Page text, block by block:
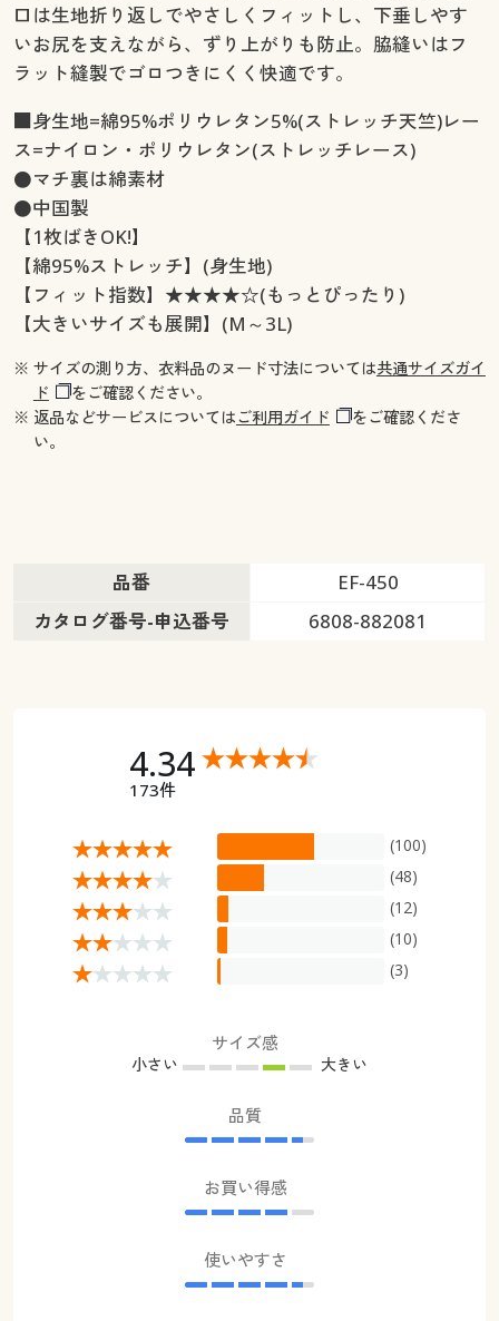
口は生地折り返しでやさしくフィットし、下垂しやす
いお尻を支えながら、ずり上がりも防止。脇縫いはフ
ラット縫製でゴロつきにくく快適です。
■身生地=綿95%ポリウレタン5%(ストレッチ天竺)レー
ス=ナイロン・ポリウレタン(ストレッチレース)
●マチ裏は綿素材
●中国製
【1枚ばきOK!】
【綿95%ストレッチ】(身生地)
【フィット指数】★★★★☆(もっとぴったり)
【大きいサイズも展開】(M～3L)
※ サイズの測り方、衣料品のヌード寸法については共通サイズガイ
ド
をご確認ください。
※ 返品などサービスについてはご利用ガイド
をご確認くださ
い。
品番
EF-450
カタログ番号-申込番号
6808-882081
4.34
173件
(100)
(48)
(12)
(10)
(3)
サイズ感
小さい 大きい
品質
お買い得感
使いやすさ